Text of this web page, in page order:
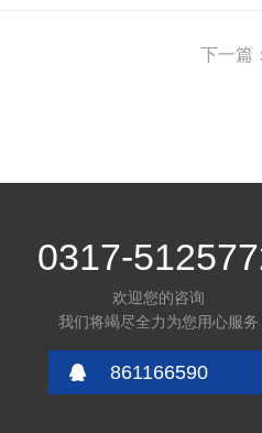
下一篇：
0317-
欢迎您的咨询
我们将竭尽全力为您用心服务
861166590